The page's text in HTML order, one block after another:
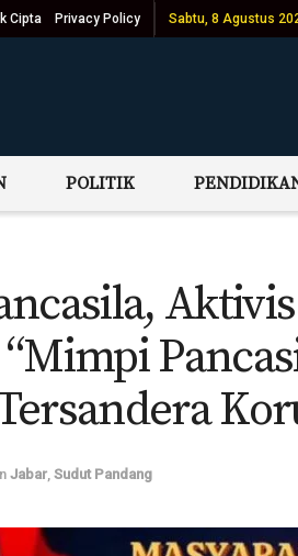
Cipta Privacy Policy Sabtu, 8 Agustus
POLITIK
Jabar Sudut Pandang